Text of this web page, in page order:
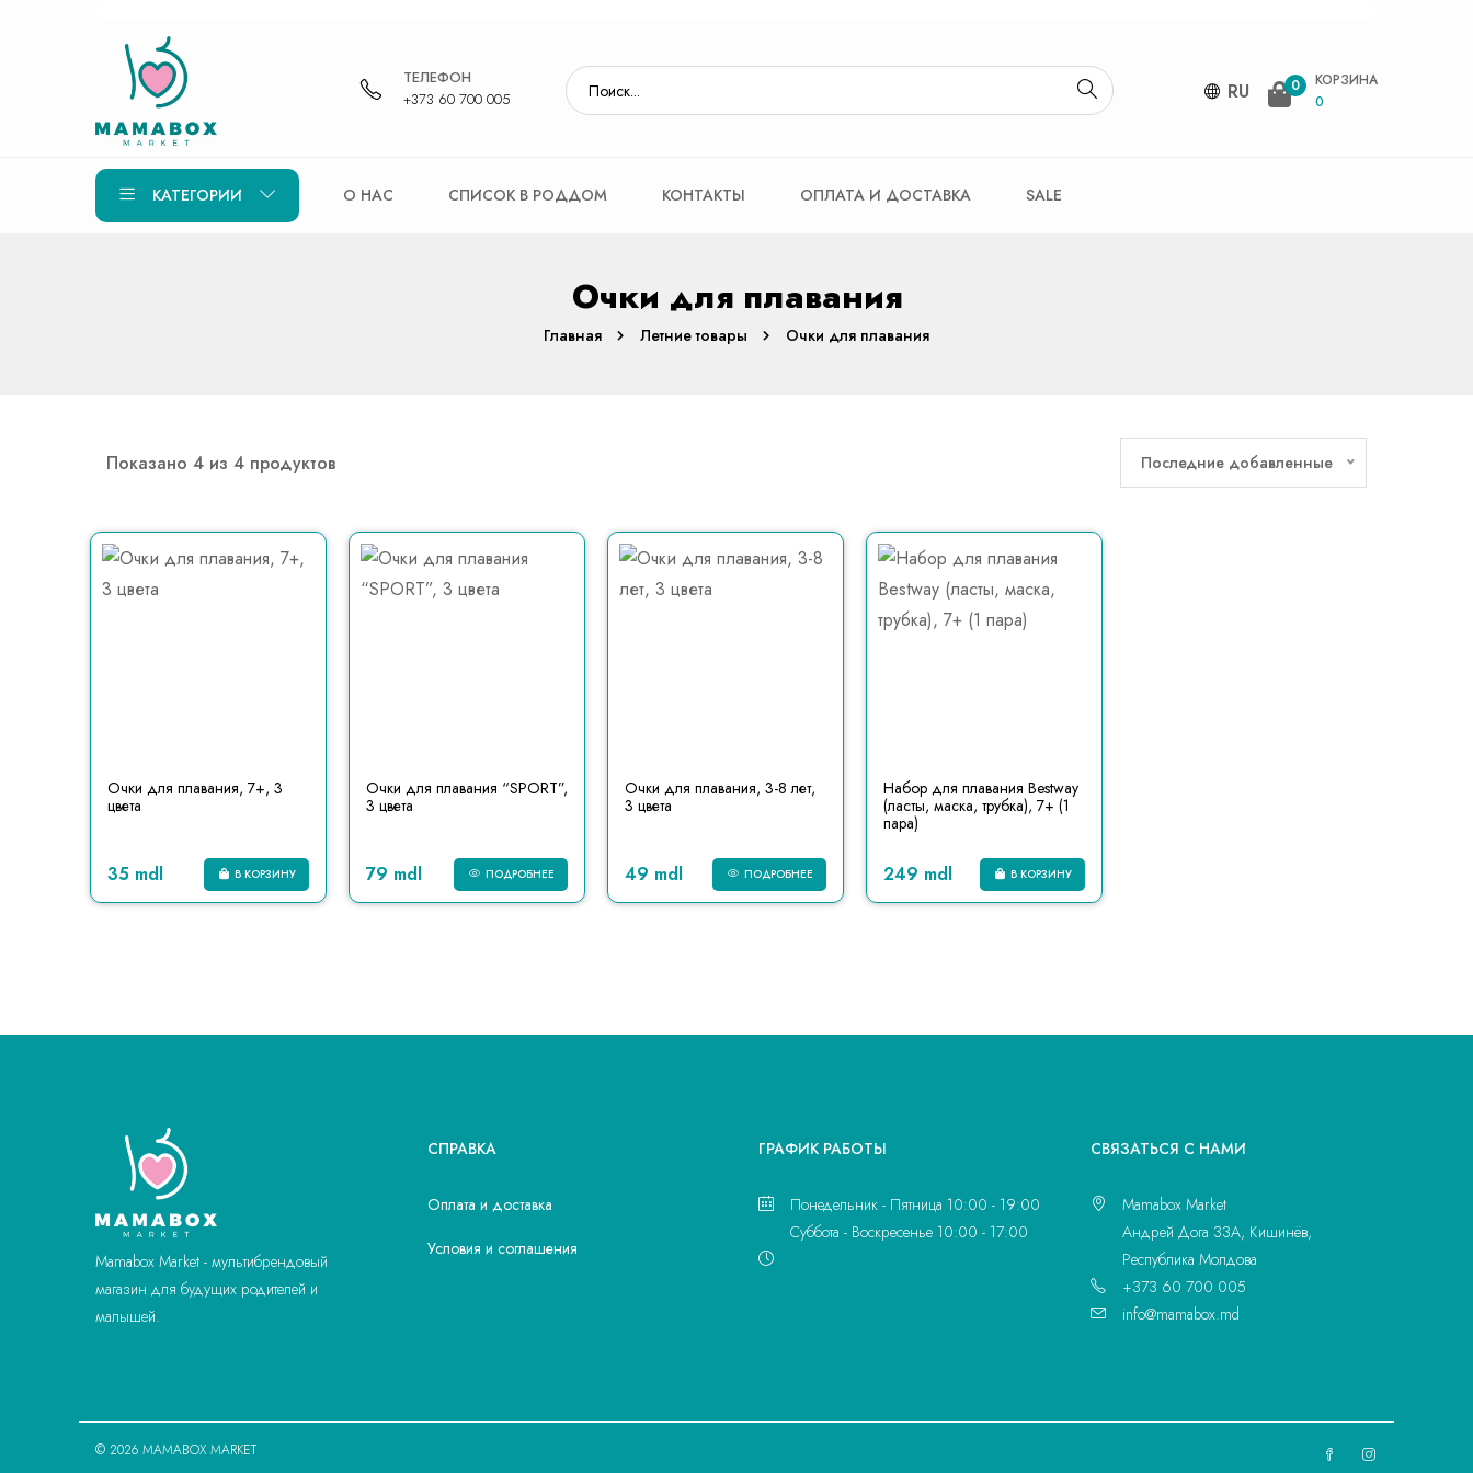
ТЕЛЕФОН
+373 60 700 005
RU 0
КОРЗИНА
0
КАТЕГОРИИ О НАС СПИСОК В РОДДОМ КОНТАКТЫ ОПЛАТА И ДОСТАВКА SALE
Очки для плавания
Главная Летние товары Очки для плавания
Показано 4 из 4 продуктов Последние добавленные
Очки для плавания, 7+, 3
цвета
35 mdl В КОРЗИНУ
Очки для плавания “SPORT”,
3 цвета
79 mdl ПОДРОБНЕЕ
Очки для плавания, 3-8 лет,
3 цвета
49 mdl ПОДРОБНЕЕ
Набор для плавания Bestway
(ласты, маска, трубка), 7+ (1
пара)
249 mdl В КОРЗИНУ
Mamabox Market - мультибрендовый
магазин для будущих родителей и
малышей.
СПРАВКА
Оплата и доставка
Условия и соглашения
ГРАФИК РАБОТЫ
Понедельник - Пятница 10:00 - 19:00
Суббота - Воскресенье 10:00 - 17:00
CВЯЗАТЬСЯ С НАМИ
Mamabox Market
Андрей Дога 33A, Кишинёв,
Республика Молдова
+373 60 700 005
info@mamabox.md
© 2026 MAMABOX MARKET